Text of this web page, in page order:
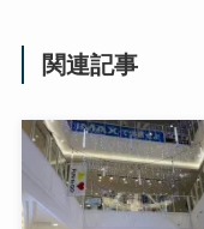
関連記事